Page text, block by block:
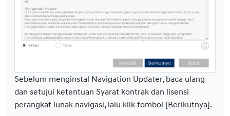
Sebelum menginstal Navigation Updater, baca ulang
dan setujui ketentuan Syarat kontrak dan lisensi
perangkat lunak navigasi, lalu klik tombol [Berikutnya].